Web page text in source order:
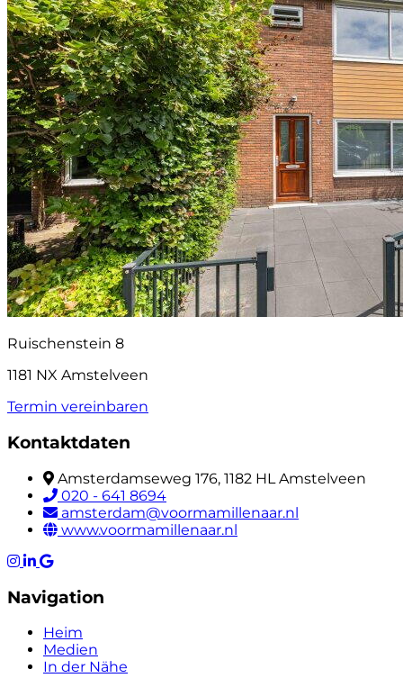
Ruischenstein 8
1181 NX Amstelveen
Termin vereinbaren
Kontaktdaten
Amsterdamseweg 176, 1182 HL Amstelveen
020 - 641 8694
amsterdam@voormamillenaar.nl
www.voormamillenaar.nl
Navigation
Heim
Medien
In der Nähe